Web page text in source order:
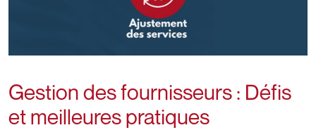
Gestion des fournisseurs : Défis
et meilleures pratiques